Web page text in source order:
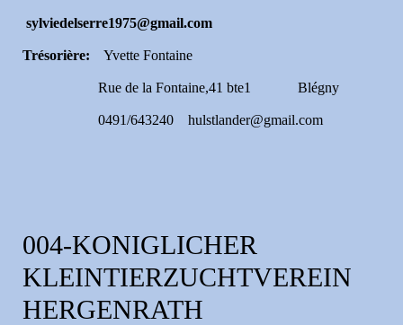
sylviedelserre1975@gmail.com
Trésorière: Yvette Fontaine
Rue de la Fontaine,41 bte1 Blégny
0491/643240 hulstlander@gmail.com
004-KONIGLICHER
KLEINTIERZUCHTVEREIN
HERGENRATH